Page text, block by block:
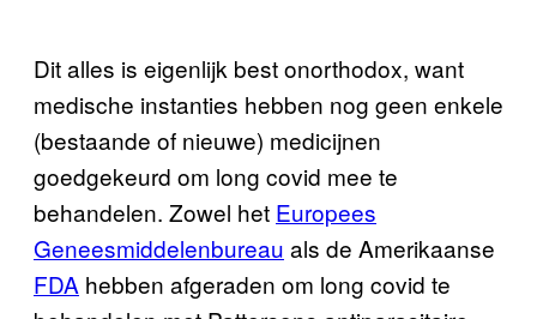
Dit alles is eigenlijk best onorthodox, want
medische instanties hebben nog geen enkele
(bestaande of nieuwe) medicijnen
goedgekeurd om long covid mee te
behandelen. Zowel het Europees
Geneesmiddelenbureau als de Amerikaanse
FDA hebben afgeraden om long covid te